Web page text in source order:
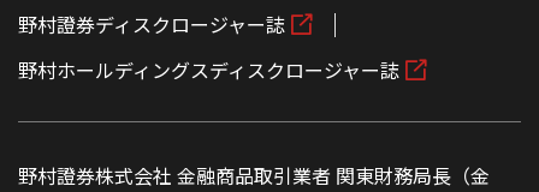
野村證券ディスクロージャー誌
野村ホールディングスディスクロージャー誌
野村證券株式会社 金融商品取引業者 関東財務局長（金